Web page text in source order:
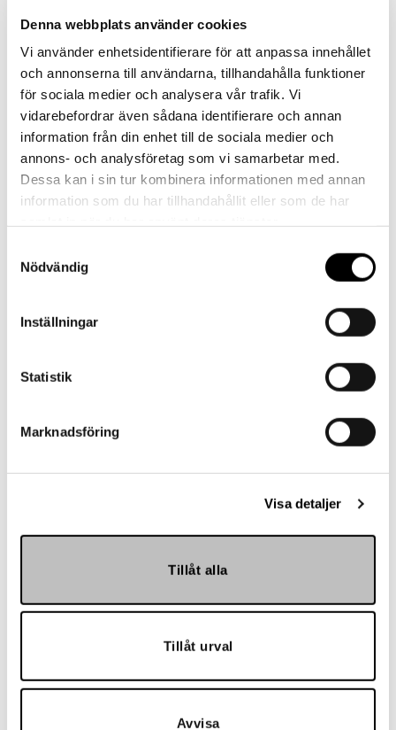
Denna webbplats använder cookies
Vi använder enhetsidentifierare för att anpassa innehållet
och annonserna till användarna, tillhandahålla funktioner
för sociala medier och analysera vår trafik. Vi
vidarebefordrar även sådana identifierare och annan
information från din enhet till de sociala medier och
annons- och analysföretag som vi samarbetar med.
Dessa kan i sin tur kombinera informationen med annan
information som du har tillhandahållit eller som de har
Nödvändig
Inställningar
Statistik
Marknadsföring
Visa detaljer
Tillåt alla
Tillåt urval
Avvisa
Kontakt
Referenser
Hemmakväll